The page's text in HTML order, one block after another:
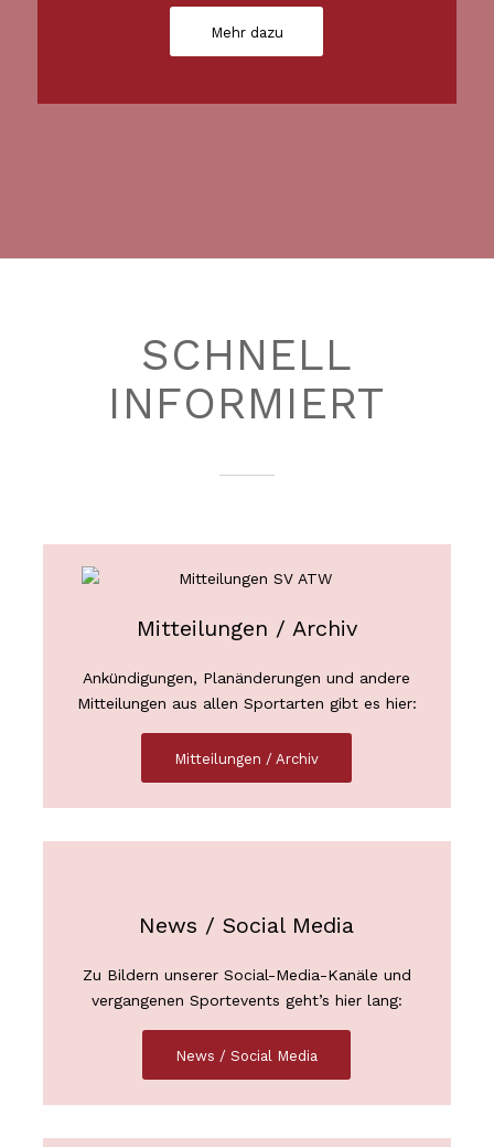
Mehr dazu
SCHNELL
INFORMIERT
Mitteilungen / Archiv
Ankündigungen, Planänderungen und andere
Mitteilungen aus allen Sportarten gibt es hier:
Mitteilungen / Archiv
News / Social Media
Zu Bildern unserer Social-Media-Kanäle und
vergangenen Sportevents geht’s hier lang:
News / Social Media